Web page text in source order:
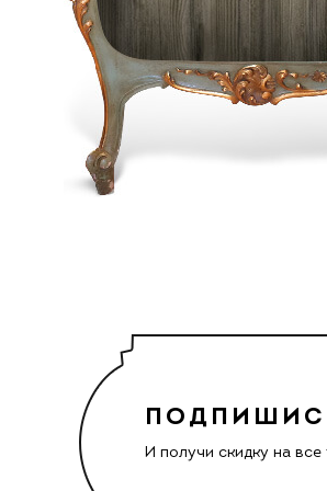
И получи скидку на все